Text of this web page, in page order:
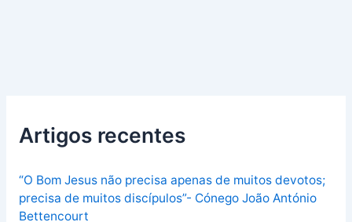
Artigos recentes
“O Bom Jesus não precisa apenas de muitos devotos;
precisa de muitos discípulos”- Cónego João António
Bettencourt